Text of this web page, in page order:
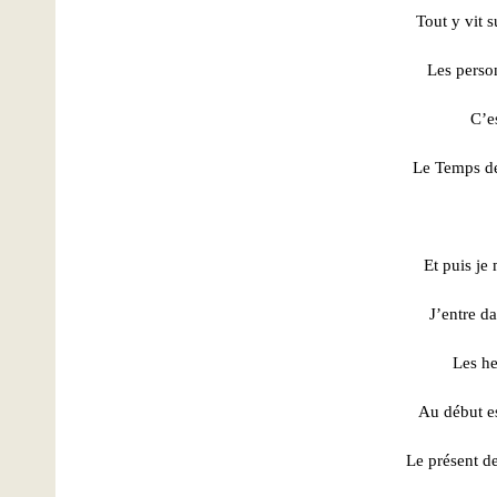
Tout yvit
Les
Le Temps
Et puis je
J’entre
Les
Au début
Le présent